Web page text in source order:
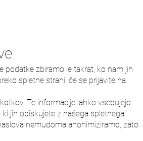
podatke zbiramo le takrat, ko nam jih
spletne strani, če se prijavite na
Te informacije lahko vsebujejo:
jih obiskujete z našega spletnega
nemudoma anonimiziramo, zato